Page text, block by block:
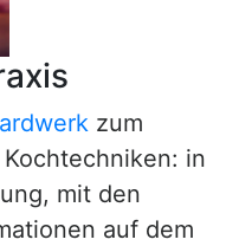
zum
in
mit den
auf dem